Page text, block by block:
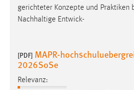
gerichteter Konzepte und Praktiken
Nachhaltige Entwick-
[PDF] MAPR-
2026SoSe
Relevanz: